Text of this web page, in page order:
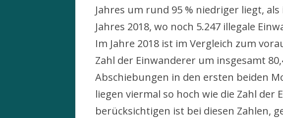
Jahres um rund 95 % niedriger liegt,
Jahres 2018, wo noch 5.247 illegale
Im Jahre 2018 ist im Vergleich zum
Zahl der Einwanderer um insgesamt
Abschiebungen in den ersten beiden
liegen viermal so hoch wie die Zahl der
berücksichtigen ist bei diesen Zahlen,